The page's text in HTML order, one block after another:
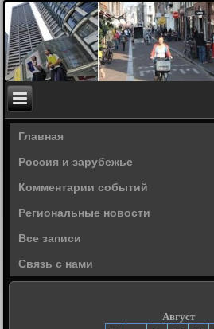
Главная
Россия и зарубежье
Комментарии событий
Региональные новости
Все записи
Связь с нами
Август